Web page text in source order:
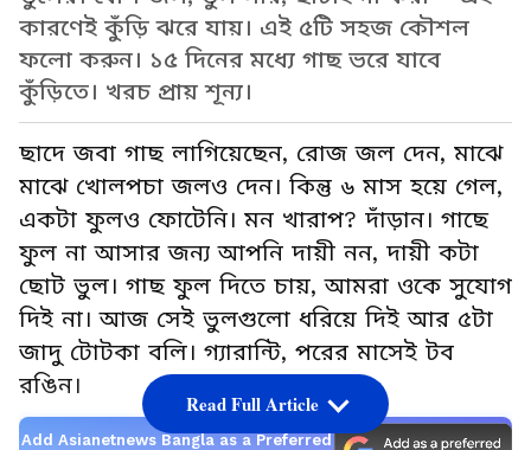
কারণেই কুঁড়ি ঝরে যায়। এই ৫টি সহজ কৌশল
ফলো করুন। ১৫ দিনের মধ্যে গাছ ভরে যাবে
কুঁড়িতে। খরচ প্রায় শূন্য।
ছাদে জবা গাছ লাগিয়েছেন, রোজ জল দেন, মাঝে
মাঝে খোলপচা জলও দেন। কিন্তু ৬ মাস হয়ে গেল,
একটা ফুলও ফোটেনি। মন খারাপ? দাঁড়ান। গাছে
ফুল না আসার জন্য আপনি দায়ী নন, দায়ী কটা
ছোট ভুল। গাছ ফুল দিতে চায়, আমরা ওকে সুযোগ
দিই না। আজ সেই ভুলগুলো ধরিয়ে দিই আর ৫টা
জাদু টোটকা বলি। গ্যারান্টি, পরের মাসেই টব
রঙিন।
Add Asianetnews Bangla as a Preferred
Read Full Article